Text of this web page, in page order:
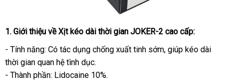
1 chính
hãng
. Giới thiệu vềXịt kéo dài thời gian JOKER-2 cao cấp:
- Tính năng: Có tác dụng chống xuất tinh sớmăn
, giúp kéo dài
thời gian quan hệ tình dục.
- Thành phần: Lidocaine 10%.